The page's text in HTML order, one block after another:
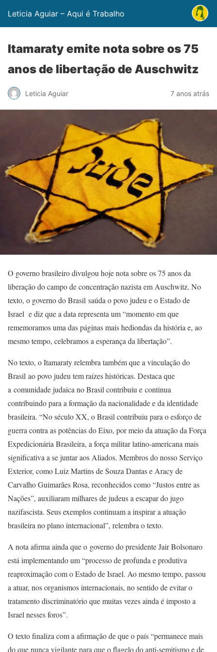
Leticia Aguiar – Aqui é Trabalho
Itamaraty emite nota sobre os 75
anos de libertação de Auschwitz
Leticia Aguiar 7 anos atrás
O governo brasileiro divulgou hoje nota sobre os 75 anos da
liberação do campo de concentração nazista em Auschwitz. No
texto, o governo do Brasil saúda o povo judeu e o Estado de
Israel e diz que a data representa um “momento em que
rememoramos uma das páginas mais hediondas da história e, ao
mesmo tempo, celebramos a esperança da libertação”.
No texto, o Itamaraty relembra também que a vinculação do
Brasil ao povo judeu tem raízes históricas. Destaca que
a comunidade judaica no Brasil contribuiu e continua
contribuindo para a formação da nacionalidade e da identidade
brasileira. “No século XX, o Brasil contribuiu para o esforço de
guerra contra as potências do Eixo, por meio da atuação da Força
Expedicionária Brasileira, a força militar latino-americana mais
significativa a se juntar aos Aliados. Membros do nosso Serviço
Exterior, como Luiz Martins de Souza Dantas e Aracy de
Carvalho Guimarães Rosa, reconhecidos como “Justos entre as
Nações”, auxiliaram milhares de judeus a escapar do jugo
nazifascista. Seus exemplos continuam a inspirar a atuação
brasileira no plano internacional”, relembra o texto.
A nota afirma ainda que o governo do presidente Jair Bolsonaro
está implementando um “processo de profunda e produtiva
reaproximação com o Estado de Israel. Ao mesmo tempo, passou
a atuar, nos organismos internacionais, no sentido de evitar o
tratamento discriminatório que muitas vezes ainda é imposto a
Israel nesses foros”.
O texto finaliza com a afirmação de que o país “permanece mais
do que nunca vigilante para que o flagelo do anti-semitismo e de